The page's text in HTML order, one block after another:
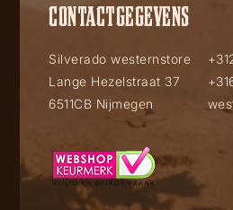
CONTACTGEGEVENS
Silverado westernstore
Lange Hezelstraat 37
6511CB Nijmegen